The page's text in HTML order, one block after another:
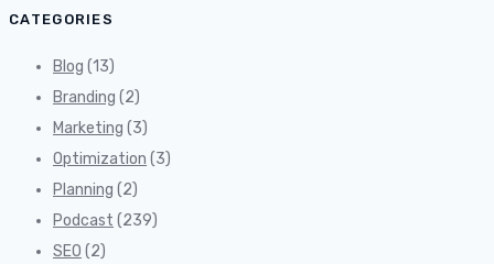
CATEGORIES
Blog (13)
Branding (2)
Marketing (3)
Optimization (3)
Planning (2)
Podcast (239)
SEO (2)